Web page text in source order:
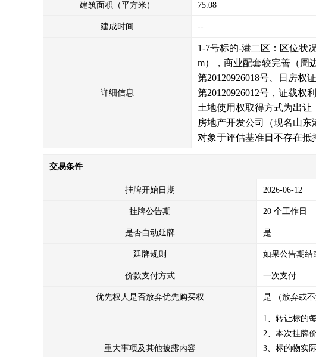
建筑面积（平方米） 75.08
建成时间 --
详细信息
1-7号标的-港二区：区位状
m），商业配套较完善（周
第20120926018号、日房权
第20120926012号，证载权
土地使用权取得方式为出让
房地产开发公司（现名山
对象于评估基准日不存在抵
交易条件
挂牌开始日期 2026-06-12
挂牌公告期 20 个工作日
是否自动延牌 是
延牌规则 如果公告期结
价款支付方式 一次支付
优先权人是否放弃优先购买权 是 （放弃或不
重大事项及其他披露内容
1、转让标的
2、本次挂牌
3、标的物实